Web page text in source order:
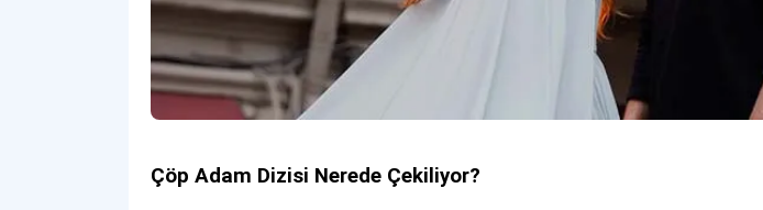
Çöp Adam Dizisi Nerede Çekiliyor?